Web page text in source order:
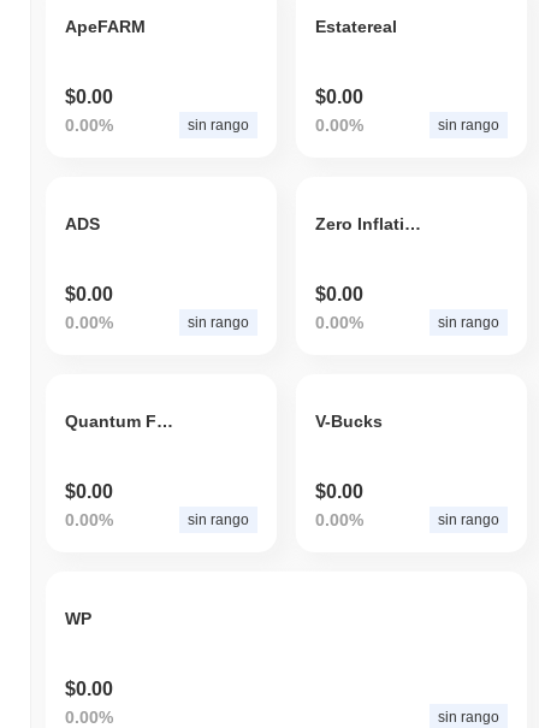
ApeFARM
$0.00
0.00% sin rango
Estatereal
$0.00
0.00% sin rango
ADS
$0.00
0.00% sin rango
Zero Inflation Finance
$0.00
0.00% sin rango
Quantum Fuel 2.0
$0.00
0.00% sin rango
V-Bucks
$0.00
0.00% sin rango
WP
$0.00
0.00% sin rango